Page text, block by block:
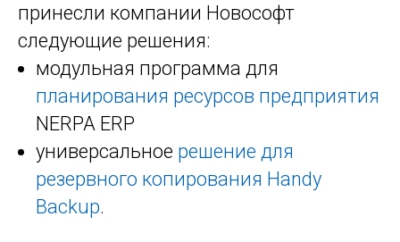
принесли компании Новософт
следующие решения:
модульная программа для
планирования ресурсов предприятия
NERPA ERP
универсальное решение для
резервного копирования Handy
Backup.